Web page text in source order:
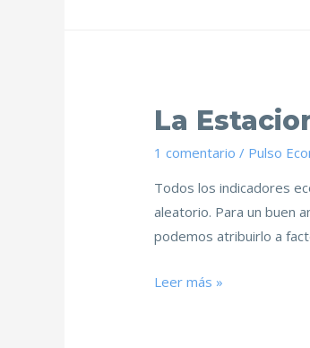
La
1 comentario / Pulso
Todos los indicadores
aleatorio. Para un buen
podemos atribuirlo a
Leer más »